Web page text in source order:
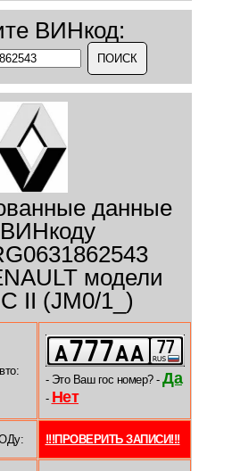
ВИНкод:
данные
модели
II (JM0/1_)
- Это Ваш гос номер? - Да
- Нет
!!!ПРОВЕРИТЬ ЗАПИСИ!!!